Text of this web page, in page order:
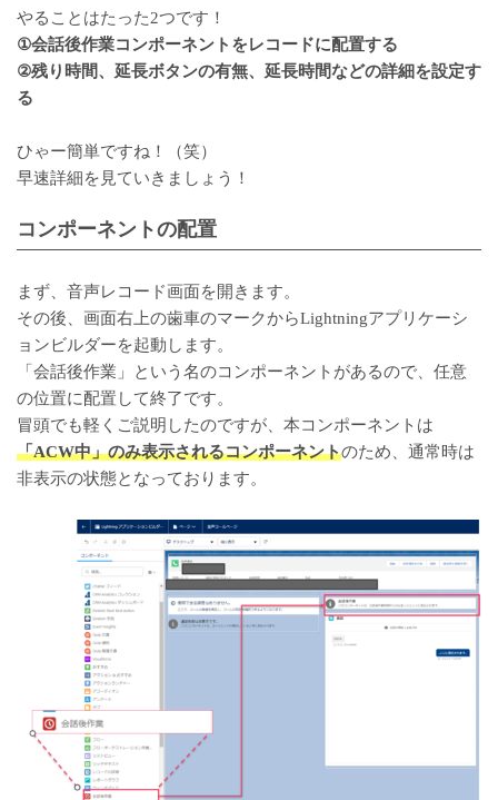
やることはたった2つです！
①会話後作業コンポーネントをレコードに配置する
②残り時間、延長ボタンの有無、延長時間などの詳細を設定す
る
ひゃー簡単ですね！（笑）
早速詳細を見ていきましょう！
コンポーネントの配置
まず、音声レコード画面を開きます。
その後、画面右上の歯車のマークからLightningアプリケーシ
ョンビルダーを起動します。
「会話後作業」という名のコンポーネントがあるので、任意
の位置に配置して終了です。
冒頭でも軽くご説明したのですが、本コンポーネントは
「ACW中」のみ表示されるコンポーネントのため、通常時は
非表示の状態となっております。